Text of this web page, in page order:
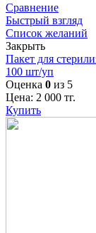
Сравнение
Быстрый взгляд
Список желаний
Закрыть
Пакет для
100 шт/уп
Оценка 0 из 5
Цена: 2 000 тг.
Купить